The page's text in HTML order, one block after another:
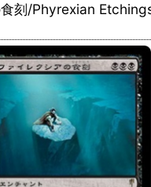
刻/Phyrexian